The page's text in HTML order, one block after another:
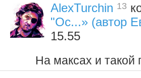
AlexTurchin 13
"Ос...» (автор
15.55
На максах и такой